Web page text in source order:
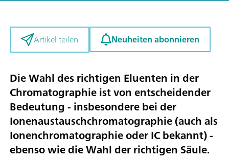
Artikel teilen Neuheiten abonnieren
Die Wahl des richtigen Eluenten in der
Chromatographie ist von entscheidender
Bedeutung - insbesondere bei der
Ionenaustauschchromatographie (auch als
Ionenchromatographie oder IC bekannt) -
ebenso wie die Wahl der richtigen Säule.